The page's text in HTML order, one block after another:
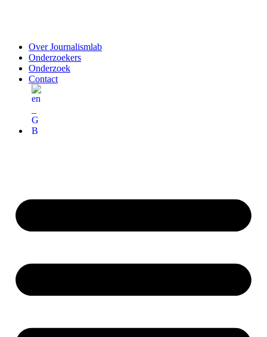
Over Journalismlab
Onderzoekers
Onderzoek
Contact